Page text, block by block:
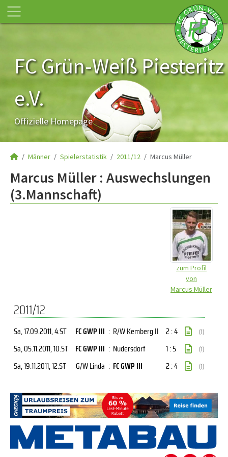
FC Grün-Weiß Piesteritz
e.V.
Offizielle Homepage
Männer Spielerstatistik 2011/12 Marcus Müller
Marcus Müller : Auswechslungen
(3.Mannschaft)
zum Profil
von
Marcus Müller
2011/12
Sa, 17.09.2011, 4.ST FC GWP III : R/W Kemberg II 2 : 4 (1)
Sa, 05.11.2011, 10.ST FC GWP III : Nudersdorf 1 : 5 (1)
Sa, 19.11.2011, 12.ST G/W Linda : FC GWP III 2 : 4 (1)